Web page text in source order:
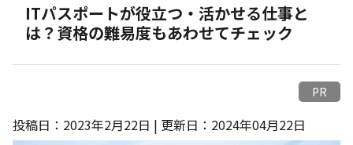
ITパスポートが役立つ・活かせる仕事と
は？資格の難易度もあわせてチェック
PR
投稿日：2023年2月22日 | 更新日：2024年04月22日